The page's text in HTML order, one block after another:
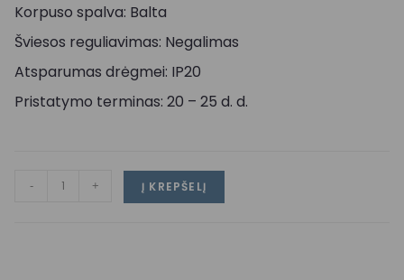
Korpuso spalva: Balta
Šviesos reguliavimas: Negalimas
Atsparumas drėgmei: IP20
Pristatymo terminas: 20 – 25 d. d.
- + Į KREPŠELĮ